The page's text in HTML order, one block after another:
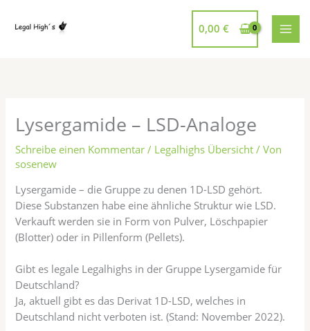
Inhalt
0,00 €
Lysergamide – LSD-Analoge
Schreibe einen Kommentar / Legalhighs Übersicht / Von
sosenew
Lysergamide – die Gruppe zu denen 1D-LSD gehört.
Diese Substanzen habe eine ähnliche Struktur wie LSD.
Verkauft werden sie in Form von Pulver, Löschpapier
(Blotter) oder in Pillenform (Pellets).
Gibt es legale Legalhighs in der Gruppe Lysergamide für
Deutschland?
Ja, aktuell gibt es das Derivat 1D-LSD, welches in
Deutschland nicht verboten ist. (Stand: November 2022).